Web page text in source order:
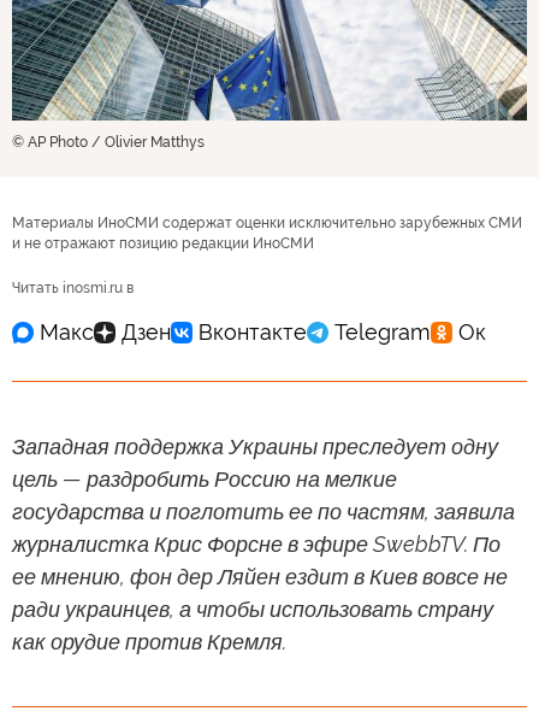
© AP Photo / Olivier Matthys
Материалы ИноСМИ содержат оценки исключительно зарубежных СМИ
и не отражают позицию редакции ИноСМИ
Читать inosmi.ru в
Западная поддержка Украины преследует одну
цель — раздробить Россию на мелкие
государства и поглотить ее по частям, заявила
журналистка Крис Форсне в эфире SwebbTV. По
ее мнению, фон дер Ляйен ездит в Киев вовсе не
ради украинцев, а чтобы использовать страну
как орудие против Кремля.